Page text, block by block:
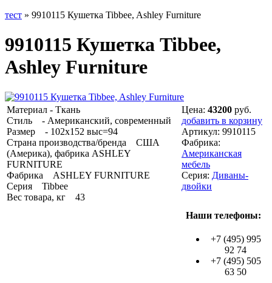
тест » 9910115 Кушетка Tibbee, Ashley Furniture
9910115 Кушетка Tibbee,
Ashley Furniture
Материал - Ткань
Стиль - Американский, современный
Размер - 102х152 выс=94
Страна производства/бренда США
(Америка), фабрика ASHLEY
FURNITURE
Фабрика ASHLEY FURNITURE
Серия Tibbee
Вес товара, кг 43
Цена: 43200 руб.
добавить в корзину
Артикул: 9910115
Фабрика:
Американская
мебель
Серия: Диваны-
двойки
Наши телефоны:
+7 (495) 995
92 74
+7 (495) 505
63 50